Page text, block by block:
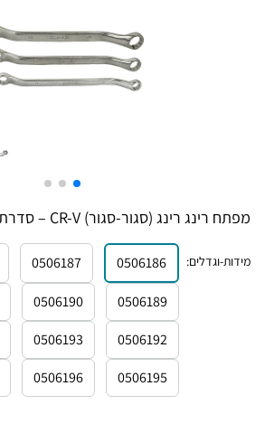
מפתח רינג רינג (סגור-סגור) CR-V – סדרת T838 | B.Tech
מידות-וגדלים:
0506186
0506187
0506189
0506190
0506192
0506193
0506195
0506196